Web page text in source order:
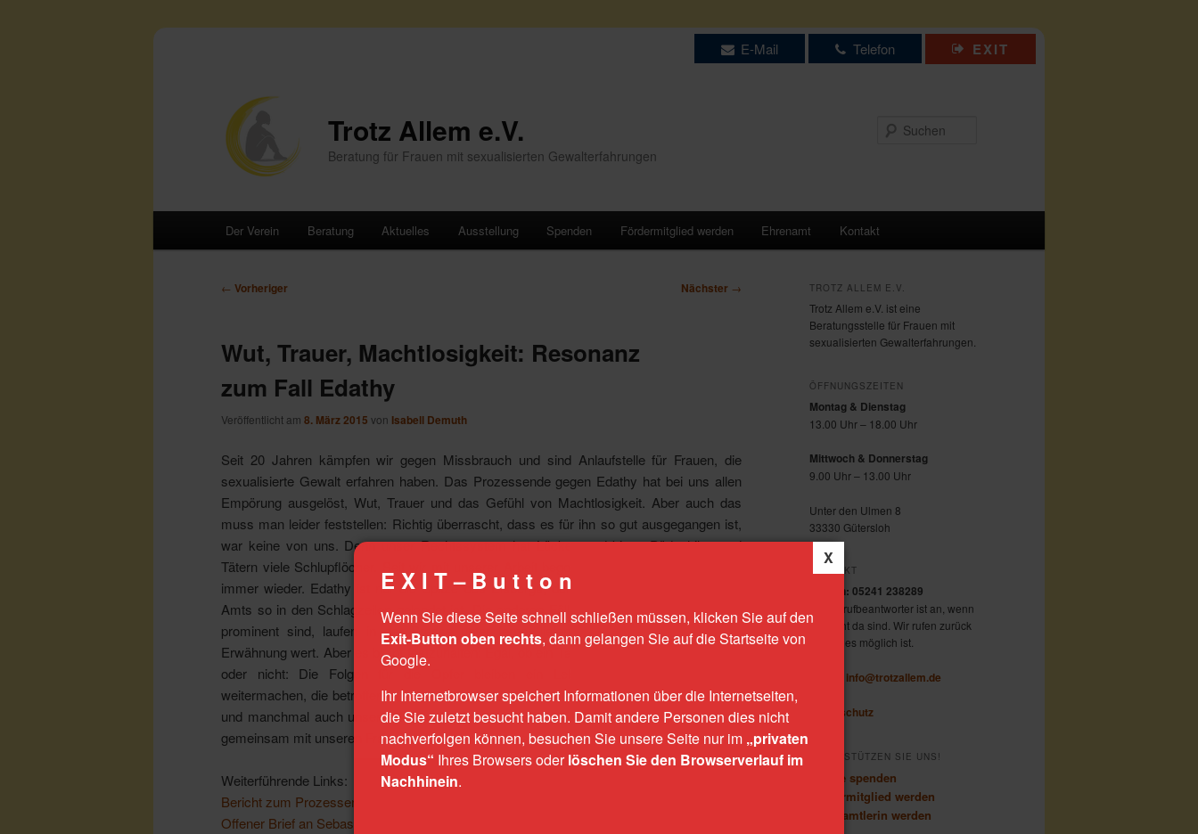
E-Mail Telefon EXIT
Trotz Allem e.V.
Beratung für Frauen mit sexualisierten Gewalterfahrungen
Zum
springen
Zum
springen
Der Verein Beratung Aktuelles Ausstellung Spenden Fördermitglied werden Ehrenamt Kontakt
Beitragsnavigation
← Vorheriger Nächster →
Wut, Trauer, Machtlosigkeit: Resonanz
zum Fall Edathy
Veröffentlicht am 8. März 2015 von Isabell Demuth
Seit 20 Jahren kämpfen wir gegen Missbrauch und sind Anlaufstelle für Frauen, die
sexualisierte Gewalt erfahren haben. Das Prozessende gegen Edathy hat bei uns allen
Empörung ausgelöst, Wut, Trauer und das Gefühl von Machtlosigkeit. Aber auch das
muss man leider feststellen: Richtig überrascht, dass es für ihn so gut ausgegangen ist,
war keine von uns. Denn unser Rechtssystem hat Lücken und bietet Pädophilen und
Tätern viele Schlupflöcher. Seit wir mit unserer Arbeit begonnen haben, erleben wir dies
immer wieder. Edathy ist nur die Spitze des Eisbergs, der aufgrund seines öffentlichen
Amts so in den Schlagzeilen gelandet ist. Die anderen Fälle, in denen die Täter weniger
prominent sind, laufen in der Presse unter ferner liefen und sind manchmal keine
Erwähnung wert. Aber es bleibt festzuhalten: Egal, ob ein Täter in den Schlagzeilen landet
oder nicht: Die Folgen für die Opfer bleiben ein Leben lang! Und wir werden
weitermachen, die betroffenen Frauen zu unterstützen. Wir werden weiterhin unsere Wut
und manchmal auch unsere Hilflosigkeit gegen dieses System in Kraft umwandeln und
gemeinsam mit unseren Frauen den Weg weitergehen.
Weiterführende Links:
Bericht zum Prozessende (Tagesschau)
Offener Brief an Sebastian Edathy
TROTZ ALLEM E.V.
Trotz Allem e.V. ist eine
Beratungsstelle für Frauen mit
sexualisierten Gewalterfahrungen.
ÖFFNUNGSZEITEN
Montag & Dienstag
13.00 Uhr – 18.00 Uhr
Mittwoch & Donnerstag
9.00 Uhr – 13.00 Uhr
Unter den Ulmen 8
33330 Gütersloh
KONTAKT
Telefon: 05241 238289
Der Anrufbeantworter ist an, wenn
wir nicht da sind. Wir rufen zurück
sobald es möglich ist.
info@trotzallem.de
Datenschutz
UNTERSTÜTZEN SIE UNS!
Online spenden
Fördermitglied werden
Ehrenamtlerin werden
E X I T – B u t t o n
Wenn Sie diese Seite schnell schließen müssen, klicken Sie auf den
Exit-Button oben rechts, dann gelangen Sie auf die Startseite von
Google.
Ihr Internetbrowser speichert Informationen über die Internetseiten,
die Sie zuletzt besucht haben. Damit andere Personen dies nicht
nachverfolgen können, besuchen Sie unsere Seite nur im „privaten
Modus“ Ihres Browsers oderlöschen Sie den Browserverlauf im
Nachhinein.